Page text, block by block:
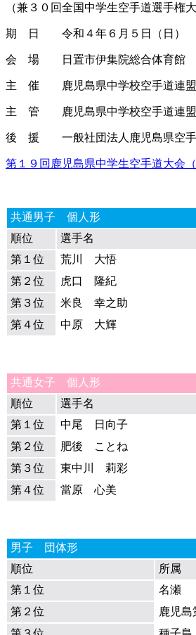
（兼３０回全国中学生空手道選手権大
期 日 令和４年６月５日（日）
会 場 日置市伊集院総合体育館
主 催 鹿児島県中学校空手道連盟
主 管 鹿児島県中学校空手道連盟
後 援 一般社団法人鹿児島県空手
第１９回鹿児島県中学生空手道大会
共通男子 個人形
順位
選手名
第１位
荒川 大悟
第２位
虎口 隆紀
第３位
米良 幸之助
第４位
中原 大輝
共通女子 個人形
順位
選手名
第１位
中尾 日向子
第２位
肥後 ことね
第３位
東中川 莉彩
第４位
當原 心美
男子 団体形
順位
所属
第１位
名瀬
第２位
鹿児島